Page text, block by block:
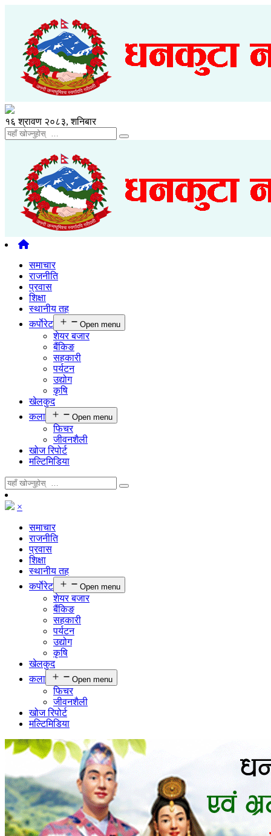
१६ श्रावण २०८३, शनिबार
समाचार
राजनीति
प्रवास
शिक्षा
स्थानीय तह
कर्पाेरेट
Open menu
शेयर बजार
बैंकिङ
सहकारी
पर्यटन
उद्योग
कृषि
खेलकुद
कला
Open menu
फिचर
जीवनशैली
खोज रिपोर्ट
मल्टिमिडिया
×
समाचार
राजनीति
प्रवास
शिक्षा
स्थानीय तह
कर्पाेरेट
Open menu
शेयर बजार
बैंकिङ
सहकारी
पर्यटन
उद्योग
कृषि
खेलकुद
कला
Open menu
फिचर
जीवनशैली
खोज रिपोर्ट
मल्टिमिडिया